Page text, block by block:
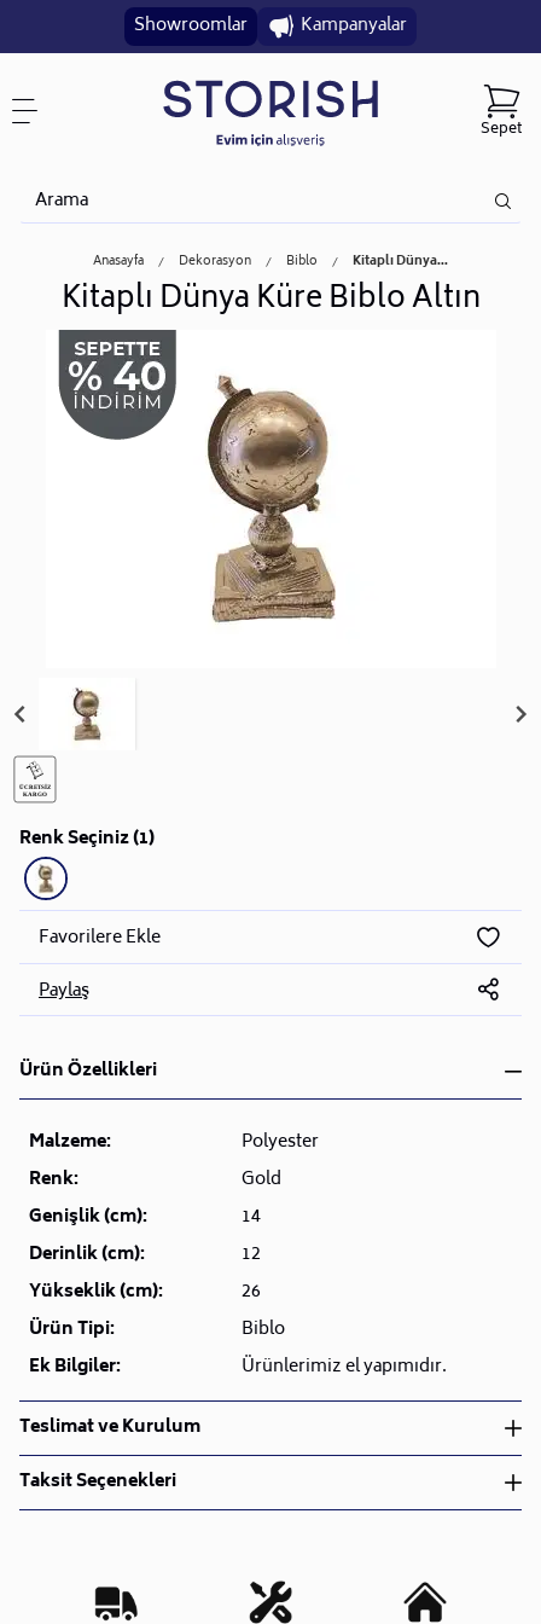
Showroomlar Kampanyalar
Sepet
Anasayfa Dekorasyon Biblo Kitaplı Dünya...
Kitaplı Dünya Küre Biblo Altın
Renk Seçiniz (1)
Favorilere Ekle
Paylaş
Ürün Özellikleri
Malzeme:
Polyester
Renk:
Gold
Genişlik (cm):
14
Derinlik (cm):
12
Yükseklik (cm):
26
Ürün Tipi:
Biblo
Ek Bilgiler:
Ürünlerimiz el yapımıdır.
Teslimat ve Kurulum
Teslimat ve Kurulum
• Siparişlerinizi aldıktan sonra en kısa sürede işleme
Kargo süreçlerimizi güçlü lojistik ağımızla
destekleyerek, teslimatı en hızlı şekilde
Taksit Seçenekleri